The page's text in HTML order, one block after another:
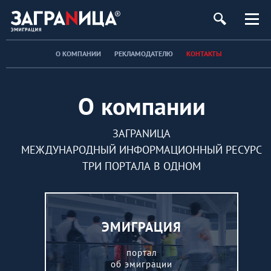
О КОМПАНИИ РЕКЛАМОДАТЕЛЮ КОНТАКТЫ
О компании
ЗАГРАNИЦА
МЕЖДУНАРОДНЫЙ ИНФОРМАЦИОННЫЙ РЕСУРС
ТРИ ПОРТАЛА В ОДНОМ
ЭМИГРАЦИЯ
портал
об эмиграции